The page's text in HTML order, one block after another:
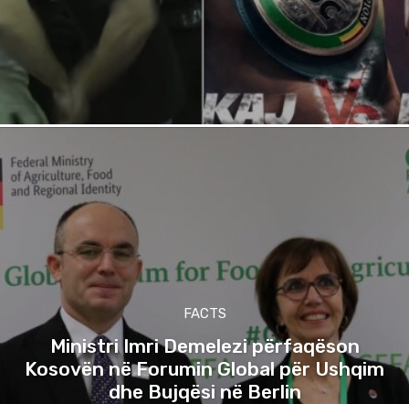
FACTS
Ministri Imri Demelezi përfaqëson
Kosovën në Forumin Global për Ushqim
dhe Bujqësi në Berlin